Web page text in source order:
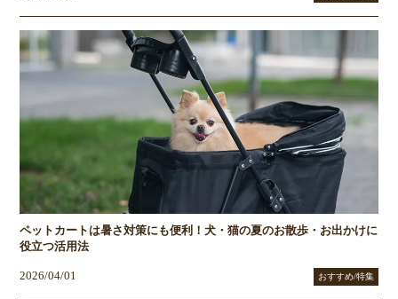
ペットカートは暑さ対策にも便利！犬・猫の夏のお散歩・お出かけに
役立つ活用法
2026/04/01 おすすめ/特集